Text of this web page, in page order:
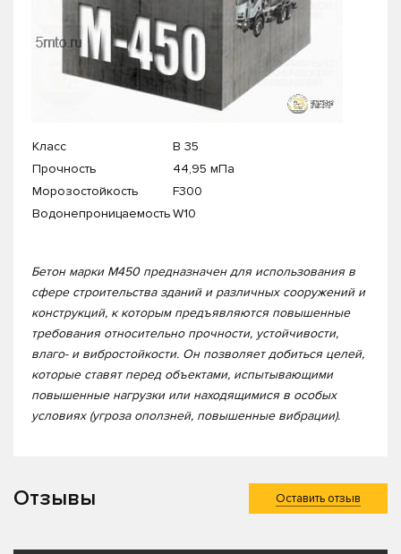
Класс
В 35
Прочность
44,95 мПа
Морозостойкость
F300
ВодонепроницаемостьW10
Бетон марки М450 предназначен для использования в
сфере строительства зданий и различных сооружений и
конструкций, к которым предъявляются повышенные
требования относительно прочности, устойчивости,
влаго- и вибростойкости. Он позволяет добиться целей,
которые ставят перед объектами, испытывающими
повышенные нагрузки или находящимися в особых
условиях (угроза оползней, повышенные вибрации).
Отзывы Оставить отзыв